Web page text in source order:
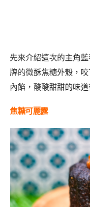
先來介紹這次的主角
牌的微酥焦糖外殼，
內餡，酸酸甜甜的味
焦糖可麗露